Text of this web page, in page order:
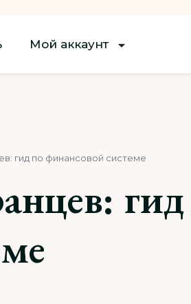
Мой аккаунт
гид по финансовой системе